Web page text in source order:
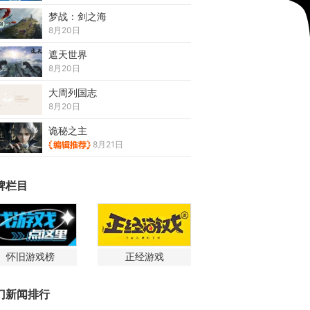
梦战：剑之海
8月20日
遮天世界
8月20日
大周列国志
8月20日
诡秘之主
8月21日
栏目
怀旧游戏榜 正经游戏
新闻排行